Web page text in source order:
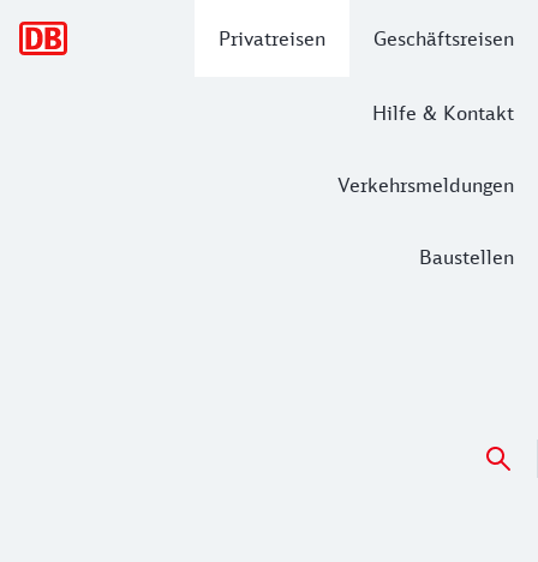
Privatreisen Geschäftsreisen
Hilfe & Kontakt
Verkehrsmeldungen
Baustellen